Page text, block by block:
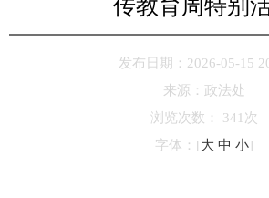
传教育周特别
发布日期：2026-05-15
来源： 政法处
浏览次数：
341 次
字体： [大 中 小]